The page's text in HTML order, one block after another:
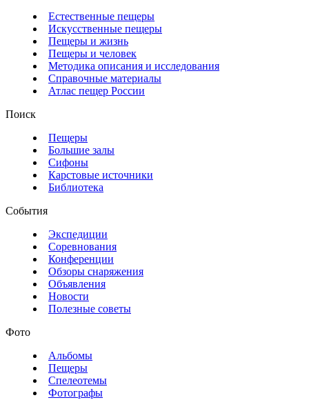
Естественные пещеры
Искусственные пещеры
Пещеры и жизнь
Пещеры и человек
Методика описания и исследования
Справочные материалы
Атлас пещер России
Поиск
Пещеры
Большие залы
Сифоны
Карстовые источники
Библиотека
События
Экспедиции
Соревнования
Конференции
Обзоры снаряжения
Объявления
Новости
Полезные советы
Фото
Альбомы
Пещеры
Спелеотемы
Фотографы